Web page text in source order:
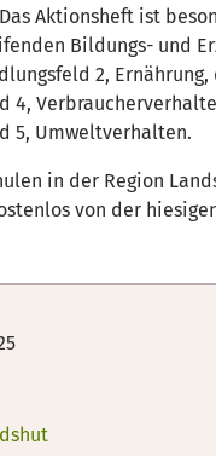
Aktionsheft ist
Bildungs- und
2, Ernährung,
4,
5, Umweltverhalten.
in der Region
von der